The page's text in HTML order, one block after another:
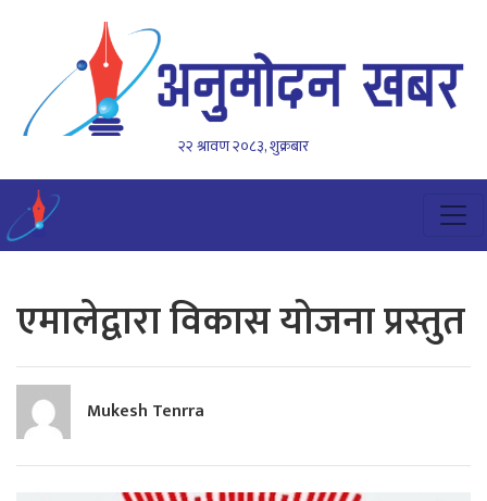
२२ श्रावण २०८३, शुक्रबार
एमालेद्वारा विकास योजना प्रस्तुत
Mukesh Tenrra